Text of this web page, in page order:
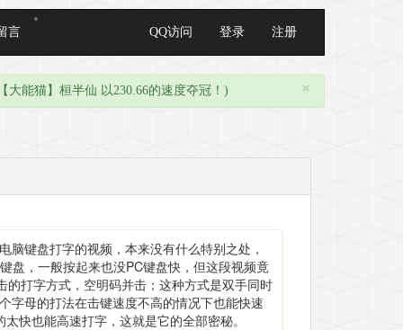
言 注册
登录
QQ访问
×
能猫】桓半仙 以230.66的速度夺冠！)
键盘打字的视频，本来没有什么特别之处，
盘，一般按起来也没PC键盘快，但这段视频竟
打字方式，空明码并击；这种方式是双手同时
字母的打法在击键速度不高的情况下也能快速
快也能高速打字，这就是它的全部密秘。